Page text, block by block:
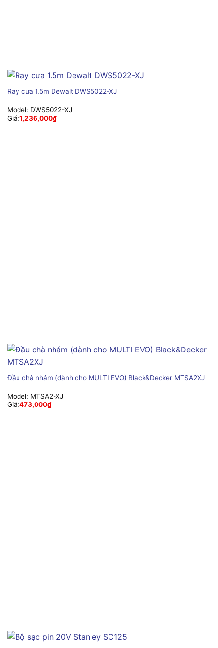
Ray cưa 1.5m Dewalt DWS5022-XJ
Model: DWS5022-XJ
Giá:1,236,000₫
Đầu chà nhám (dành cho MULTI EVO) Black&Decker MTSA2XJ
Model: MTSA2-XJ
Giá:473,000₫